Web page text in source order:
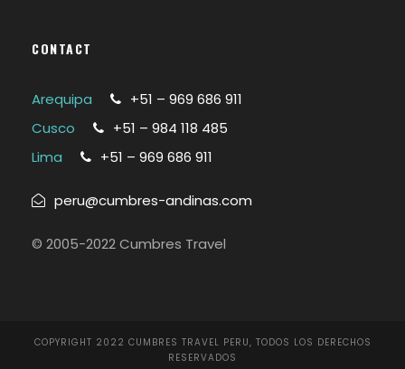
CONTACT
Arequipa
+51 – 969 686 911
Cusco
+51 – 984 118 485
Lima
+51 – 969 686 911
peru@cumbres-andinas.com
© 2005-2022 Cumbres Travel
COPYRIGHT 2022 CUMBRES TRAVEL PERU, TODOS LOS DERECHOS
RESERVADOS